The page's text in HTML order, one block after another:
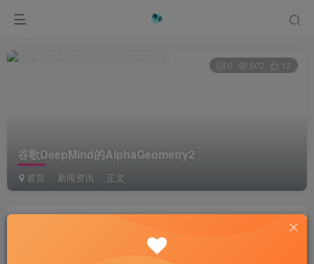
谷歌DeepMind的AlphaGeometry2
首页 新闻资讯 正文
0 502 12
私信